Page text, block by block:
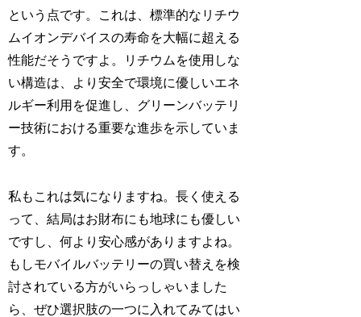
という点です。これは、標準的なリチウ
ムイオンデバイスの寿命を大幅に超える
性能だそうですよ。リチウムを使用しな
い構造は、より安全で環境に優しいエネ
ルギー利用を促進し、グリーンバッテリ
ー技術における重要な進歩を示していま
す。
私もこれは気になりますね。長く使える
って、結局はお財布にも地球にも優しい
ですし、何より安心感がありますよね。
もしモバイルバッテリーの買い替えを検
討されている方がいらっしゃいました
ら、ぜひ選択肢の一つに入れてみてはい